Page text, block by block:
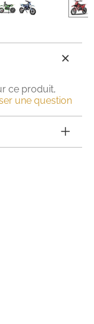
ce produit,
une question